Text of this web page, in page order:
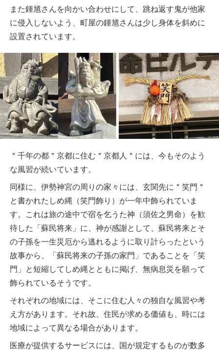
また鍾馗さんを向かい合わせにして、跳ね返す鬼が他家
に侵入しないよう、町屋の鍾馗さんは少し身体を斜めに
設置されています。
＂千年の都＂京都に住む＂京都人＂には、今もそのよう
な風習が続いています。
同様に、伊勢神宮の周りの家々には、玄関先に＂笑門＂
と書かれたしめ縄（笑門飾り）が一年中飾られていま
す。これは旅の途中で宿を乞うた神（須佐之男命）を歓
待した「蘇民将来」に、神が感謝として、蘇民将来とそ
の子孫を一生災厄から逃れるように取り計らったという
故事から、「蘇民将来の子孫の家門」であることを「笑
門」と短縮してしめ縄とともに掲げ、無病息災を願って
飾られているそうです。
それぞれの地域には、そこに住む人々の独自な風習や考
え方があります。それ故、住民が求める価値も、時には
地域によって異なる場合があります。
医療が提供するサービスには、国が規定するものが数多